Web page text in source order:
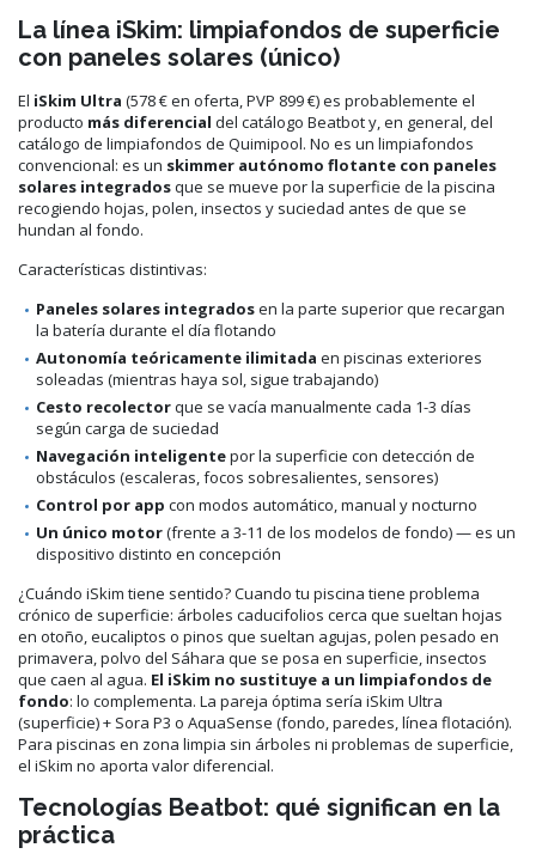
La línea iSkim: limpiafondos de superficie
con paneles solares (único)
El iSkim Ultra (578 € en oferta, PVP 899 €) es probablemente el
producto más diferencial del catálogo Beatbot y, en general, del
catálogo de limpiafondos de Quimipool. No es un limpiafondos
convencional: es un skimmer autónomo flotante con paneles
solares integradosque se mueve por la superficie de la piscina
recogiendo hojas, polen, insectos y suciedad antes de que se
hundan al fondo.
Características distintivas:
Paneles solares integradosen la parte superior que recargan
la batería durante el día flotando
Autonomía teóricamente ilimitada en piscinas exteriores
soleadas (mientras haya sol, sigue trabajando)
Cesto recolectorque se vacía manualmente cada 1-3 días
según carga de suciedad
Navegación inteligentepor la superficie con detección de
obstáculos (escaleras, focos sobresalientes, sensores)
Control por app con modos automático, manual y nocturno
Un único motor(frente a 3-11 de los modelos de fondo) — es un
dispositivo distinto en concepción
¿Cuándo iSkim tiene sentido? Cuando tu piscina tiene problema
crónico de superficie: árboles caducifolios cerca que sueltan hojas
en otoño, eucaliptos o pinos que sueltan agujas, polen pesado en
primavera, polvo del Sáhara que se posa en superficie, insectos
que caen al agua. El iSkim no sustituye a un limpiafondos de
fondo: lo complementa. La pareja óptima sería iSkim Ultra
(superficie) + Sora P3 o AquaSense (fondo, paredes, línea flotación).
Para piscinas en zona limpia sin árboles ni problemas de superficie,
el iSkim no aporta valor diferencial.
Tecnologías Beatbot: qué significan en la
práctica